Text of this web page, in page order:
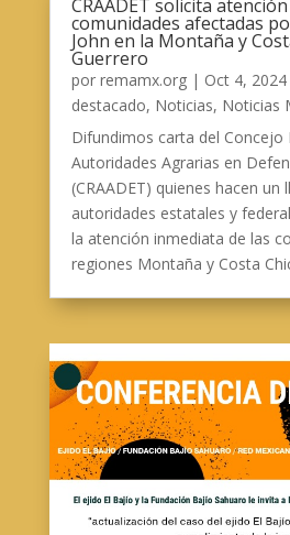
CRAADET solicita
comunidades afectadas
John en la Montaña y
Guerrero
por remamx.org| Oct 4, 2024
destacado, Noticias, Noticias
Difundimos carta del Concejo
Autoridades Agrarias en
(CRAADET) quienes hacen un
autoridades estatales y
la atención inmediata de las
regiones Montaña y Costa